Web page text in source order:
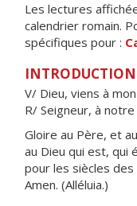
Les lectures
calendrier romain.
spécifiques pour :
INTRODUCTION
V/ Dieu, viens à
R/ Seigneur, à
Gloire au Père, et
au Dieu qui est, qui
pour les siècles des
Amen. (Alléluia.)